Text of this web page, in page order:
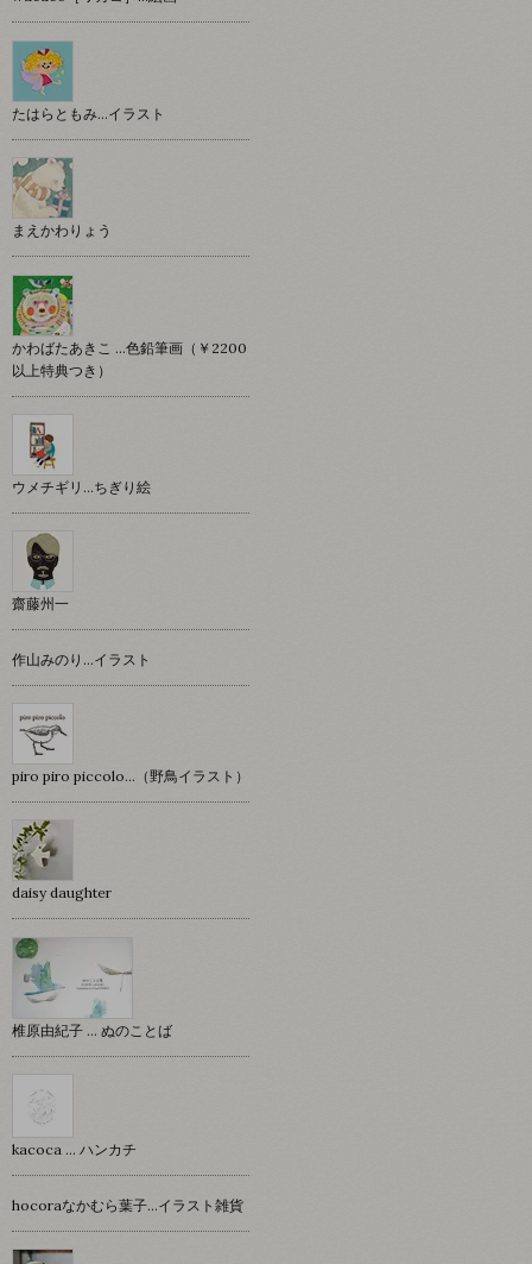
たはらともみ…イラスト
まえかわりょう
かわばたあきこ …色鉛筆画（￥2200
以上特典つき）
ウメチギリ…ちぎり絵
齋藤州一
作山みのり…イラスト
piro piro piccolo…（野鳥イラスト）
daisy daughter
椎原由紀子 ... ぬのことば
kacoca ... ハンカチ
hocoraなかむら葉子…イラスト雑貨